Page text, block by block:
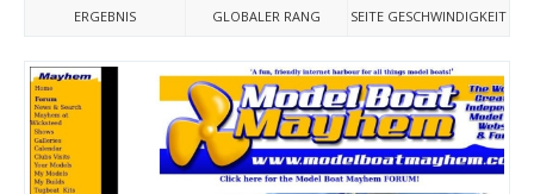
ERGEBNIS GLOBALER RANG SEITE GESCHWINDIGKEIT